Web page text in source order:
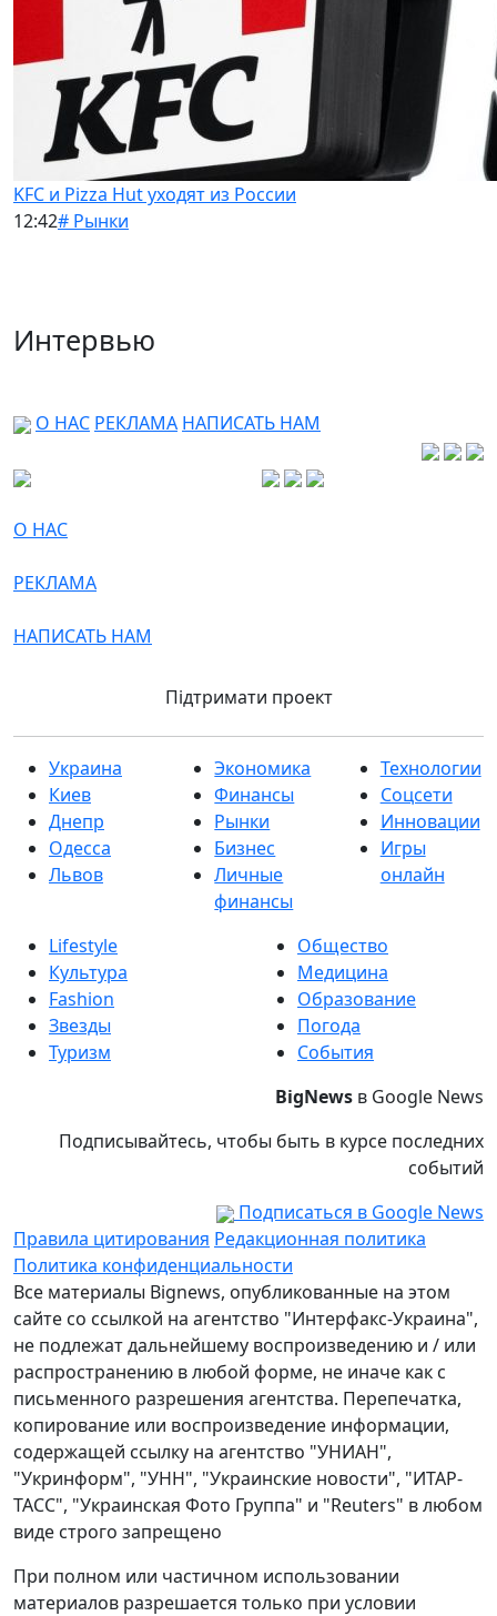
KFC и Pizza Hut уходят из России
12:42# Рынки
Интервью
О НАС РЕКЛАМА НАПИСАТЬ НАМ
О НАС
РЕКЛАМА
НАПИСАТЬ НАМ
Підтримати проект
Украина
Киев
Днепр
Одесса
Львов
Экономика
Финансы
Рынки
Бизнес
Личные
финансы
Технологии
Соцсети
Инновации
Игры
онлайн
Lifestyle
Культура
Fashion
Звезды
Туризм
Общество
Медицина
Образование
Погода
События
BigNews в Google News
Подписывайтесь, чтобы быть в курсе последних
событий
Подписаться в Google News
Правила цитирования Редакционная политика
Политика конфиденциальности
Все материалы Bignews, опубликованные на этом
сайте со ссылкой на агентство "Интерфакс-Украина",
не подлежат дальнейшему воспроизведению и / или
распространению в любой форме, не иначе как с
письменного разрешения агентства. Перепечатка,
копирование или воспроизведение информации,
содержащей ссылку на агентство "УНИАН",
"Укринформ", "УНН", "Украинские новости", "ИТАР-
ТАСС", "Украинская Фото Группа" и "Reuters" в любом
виде строго запрещено
При полном или частичном использовании
материалов разрешается только при условии